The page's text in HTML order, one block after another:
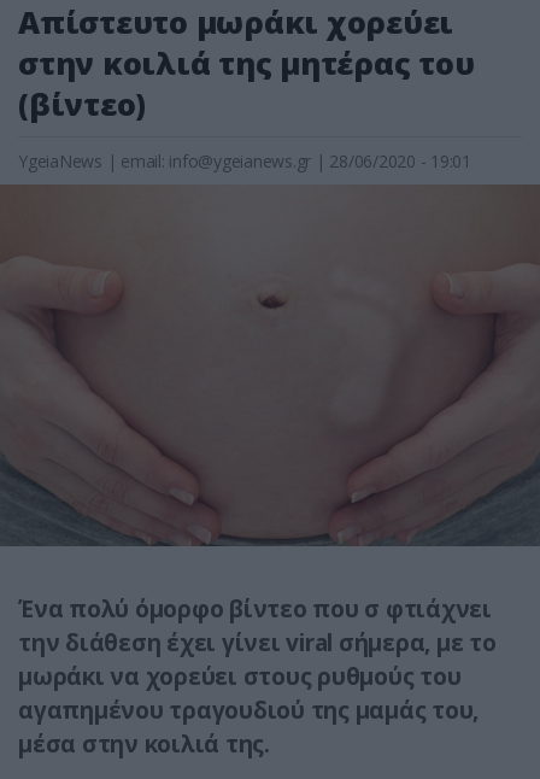
Απίστευτο μωράκι χορεύει
στην κοιλιά της μητέρας του
(βίντεο)
YgeiaNews | email: info@ygeianews.gr | 28/06/2020 - 19:01
Ένα πολύ όμορφο βίντεο που σ φτιάχνει
την διάθεση έχει γίνει viral σήμερα, με το
μωράκι να χορεύει στους ρυθμούς του
αγαπημένου τραγουδιού της μαμάς του,
μέσα στην κοιλιά της.